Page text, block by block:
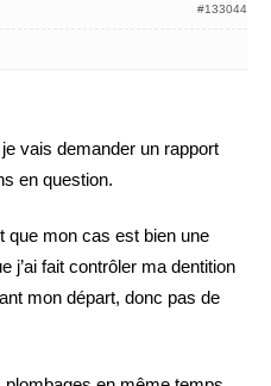
#133044
vais demander un rapport
en question.
que mon cas est bien une
j’ai fait contrôler ma dentition
mon départ, donc pas de